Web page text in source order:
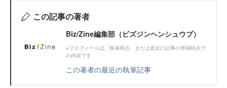
この記事の著者
Biz/Zine編集部（ビズジンヘンシュウブ）
※プロフィールは、執筆時点、または直近の記事の寄稿時点で
の内容です
この著者の最近の執筆記事